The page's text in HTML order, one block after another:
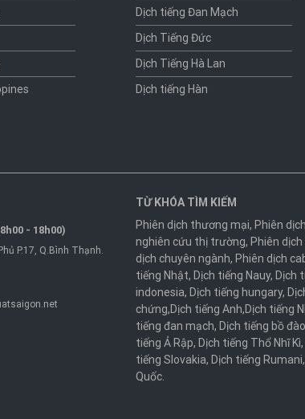
Dịch tiếng Đan Mạch
Dịch Tiếng Đức
Dịch Tiếng Hà Lan
Dịch tiếng Hàn
- 18h00)
P.17, Q.Bình Thạnh.
TỪ KHÓA TÌM KIẾM
Phiên dịch thương mại, Phiên
nghiên cứu thị trường, Phiên
dịch chuyên ngành, Phiên dịch
tiếng Nhật, Dịch tiếng Nauy, Dịch
indonesia, Dịch tiếng hungary,
chứng,Dịch tiếng Anh,Dịch tiếng
tiếng đan mạch, Dịch tiếng bồ
tiếng Ả Rập, Dịch tiếng Thổ Nhĩ Kì,
tiếng Slovakia, Dịch tiếng Rumani,
Quốc.